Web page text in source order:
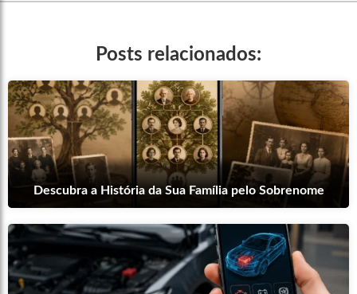
Posts relacionados:
Descubra a História da Sua Família pelo Sobrenome